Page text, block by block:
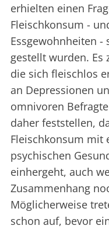
erhielten einen
Fleischkonsum -
Essgewohnheiten -
gestellt wurden. Es
die sich fleischlos
an Depressionen
omnivoren
daher feststellen,
Fleischkonsum mit
psychischen
einhergeht, auch
Zusammenhang
Möglicherweise
schon auf, bevor